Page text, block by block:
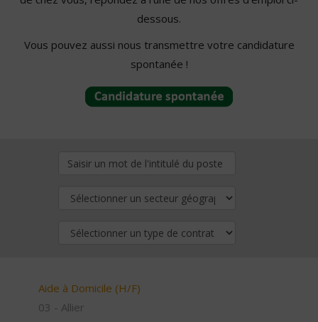
dessous.
Vous pouvez aussi nous transmettre votre candidature
spontanée !
Aide à Domicile (H/F)
03 - Allier